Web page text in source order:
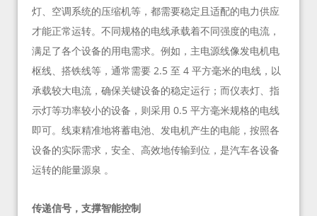
灯、空调系统的压缩机等，都需要稳定且适配的电力供应
才能正常运转。不同规格的电线承载着不同强度的电流，
满足了各个设备的用电需求。例如，主电源线像发电机电
枢线、搭铁线等，通常需要 2.5 至 4 平方毫米的电线，以
承载较大电流，确保关键设备的稳定运行；而仪表灯、指
示灯等功率较小的设备，则采用 0.5 平方毫米规格的电线
即可。线束精准地将蓄电池、发电机产生的电能，按照各
设备的实际需求，安全、高效地传输到位，是汽车各设备
运转的能量源泉 。
传递信号，支撑智能控制